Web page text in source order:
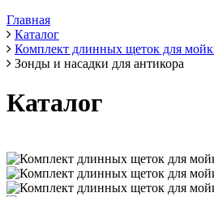
Главная
Каталог
Комплект длинных щеток для
Зонды и насадки для антикора
Каталог